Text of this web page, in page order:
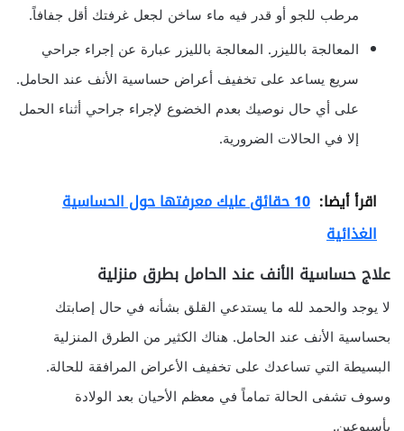
مرطب للجو أو قدر فيه ماء ساخن لجعل غرفتك أقل جفافاً.
المعالجة بالليزر. المعالجة بالليزر عبارة عن إجراء جراحي
سريع يساعد على تخفيف أعراض حساسية الأنف عند الحامل.
على أي حال نوصيك بعدم الخضوع لإجراء جراحي أثناء الحمل
إلا في الحالات الضرورية.
اقرأ أيضا:
10 حقائق عليك معرفتها حول الحساسية
الغذائية
علاج حساسية الأنف عند الحامل بطرق منزلية
لا يوجد والحمد لله ما يستدعي القلق بشأنه في حال إصابتك
بحساسية الأنف عند الحامل. هناك الكثير من الطرق المنزلية
البسيطة التي تساعدك على تخفيف الأعراض المرافقة للحالة.
وسوف تشفى الحالة تماماً في معظم الأحيان بعد الولادة